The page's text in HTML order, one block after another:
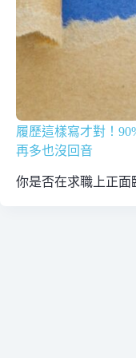
履歷這樣寫才對！
再多也沒回音
你是否在求職上正